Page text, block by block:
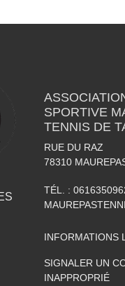
SPORTIVE
TENNIS DE
RUE DU RAZ
78310
TÉL. :
INFORMATIONS
SIGNALER UN
INAPPROPRIÉ